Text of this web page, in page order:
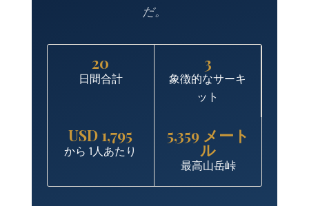
だ。
20
日間合計
3
象徴的なサーキ
ット
USD 1,795
から 1人あたり
5,359 メート
ル
最高山岳峠